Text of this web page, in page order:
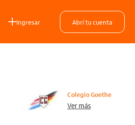
Ingresar Abrí tu cuenta
Colegio Goethe
Ver más